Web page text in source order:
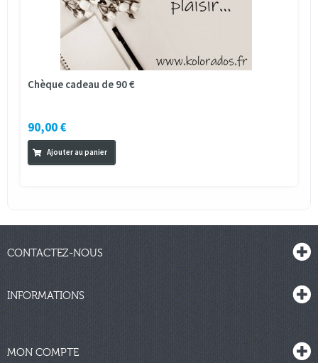
Chèque cadeau de 90 €
90,00 €
Ajouter au panier
CONTACTEZ-NOUS
INFORMATIONS
MON COMPTE